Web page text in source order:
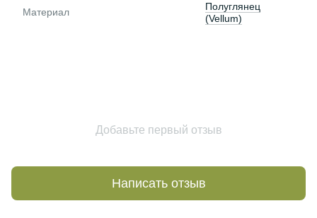
Материал
Полуглянец
(Vellum)
Добавьте первый отзыв
Написать отзыв